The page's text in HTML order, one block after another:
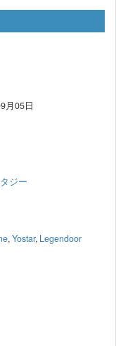
月05日
ジー
,Yostar, Legendoor